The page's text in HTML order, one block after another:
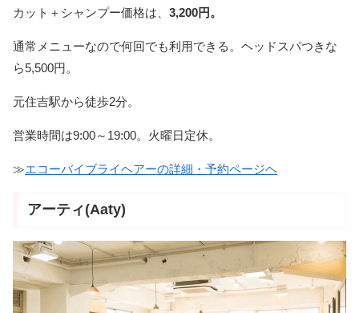
カット＋シャンプー価格は、 3,200円。
通常メニューなので何回でも利用できる。ヘッドスパつきな
ら5,500円。
元住吉駅から徒歩2分。
営業時間は9:00～19:00。火曜日定休。
≫エコーバイブライヘアーの詳細・予約ページヘ
アーティ(Aaty)